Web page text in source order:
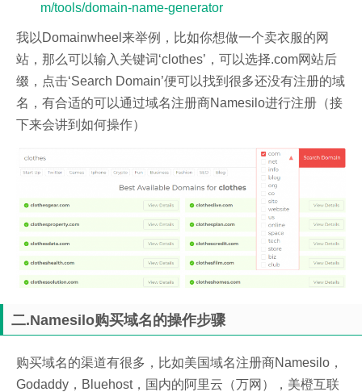
m/tools/domain-name-generator
我以Domainwheel来举例，比如你想做一个卖衣服的网
站，那么可以输入关键词‘clothes’，可以选择.com网站后
缀，点击‘Search Domain’便可以找到很多还没有注册的域
名，有合适的可以通过域名注册商Namesilo进行注册（接
下来会讲到如何操作）
二.Namesilo购买域名的操作步骤
购买域名的渠道有很多，比如美国域名注册商Namesilo，
Godaddy，Bluehost，国内的阿里云（万网），美橙互联